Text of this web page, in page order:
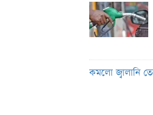
কমলো জ্বালানি